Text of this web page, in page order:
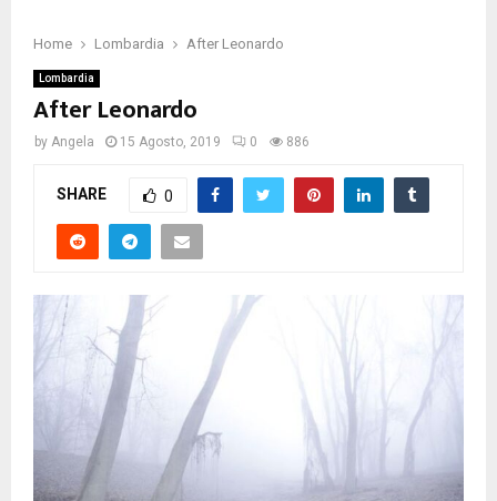
Home Lombardia After Leonardo
Lombardia
After Leonardo
by Angela 15 Agosto, 2019 0 886
SHARE 0